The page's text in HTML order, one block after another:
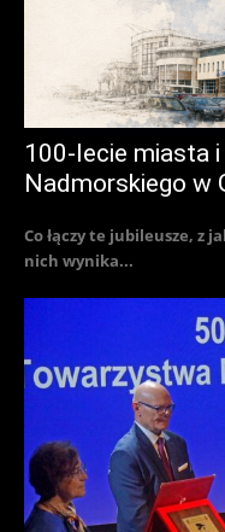
100-lecie miasta
Nadmorskiego w
Co łączy te jubileusze, z
nich wynika...